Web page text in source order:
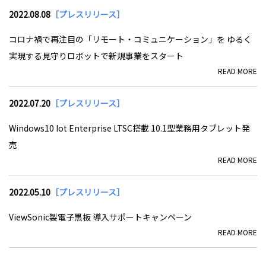
2022.08.08 ［プレスリリース］
コロナ禍で再注目の「リモート・コミュニケーション」を ゆるく
実現する見守りロボットで新規事業をスタート
READ MORE
2022.07.20 ［プレスリリース］
Windows10 Iot Enterprise LTSC搭載 10.1型業務用タブレット発
売
READ MORE
2022.05.10 ［プレスリリース］
ViewSonic製電子黒板 導入サポートキャンペーン
READ MORE